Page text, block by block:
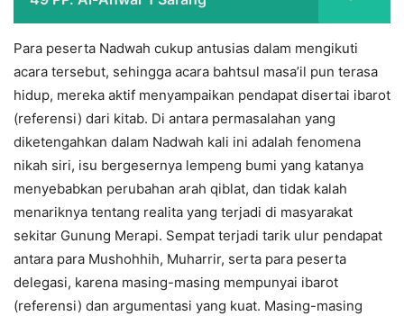
Para peserta Nadwah cukup antusias dalam mengikuti
acara tersebut, sehingga acara bahtsul masa’il pun terasa
hidup, mereka aktif menyampaikan pendapat disertai ibarot
(referensi) dari kitab. Di antara permasalahan yang
diketengahkan dalam Nadwah kali ini adalah fenomena
nikah siri, isu bergesernya lempeng bumi yang katanya
menyebabkan perubahan arah qiblat, dan tidak kalah
menariknya tentang realita yang terjadi di masyarakat
sekitar Gunung Merapi. Sempat terjadi tarik ulur pendapat
antara para Mushohhih, Muharrir, serta para peserta
delegasi, karena masing-masing mempunyai ibarot
(referensi) dan argumentasi yang kuat. Masing-masing